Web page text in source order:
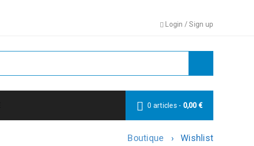
Login /Sign up
0 articles - 0,00€
Boutique › Wishlist